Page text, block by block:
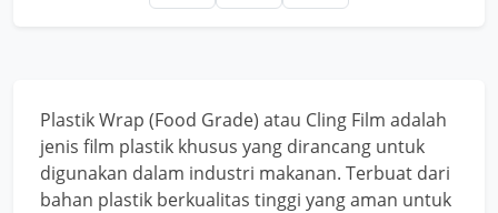
Plastik Wrap (Food Grade) atau Cling Film adalah
jenis film plastik khusus yang dirancang untuk
digunakan dalam industri makanan. Terbuat dari
bahan plastik berkualitas tinggi yang aman untuk